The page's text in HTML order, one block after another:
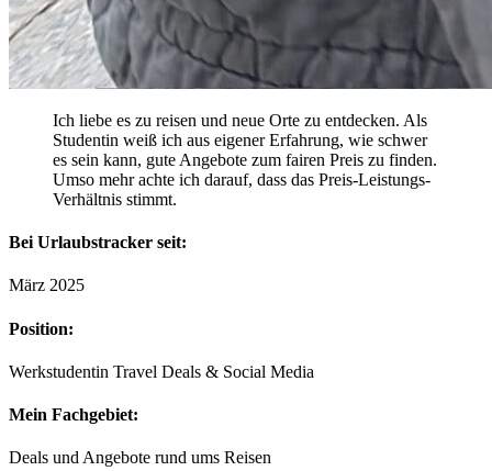
Ich liebe es zu reisen und neue Orte zu entdecken. Als
Studentin weiß ich aus eigener Erfahrung, wie schwer
es sein kann, gute Angebote zum fairen Preis zu finden.
Umso mehr achte ich darauf, dass das Preis-Leistungs-
Verhältnis stimmt.
Bei Urlaubstracker seit:
März 2025
Position:
Werkstudentin Travel Deals & Social Media
Mein Fachgebiet:
Deals und Angebote rund ums Reisen